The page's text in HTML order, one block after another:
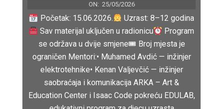
ON: 25/05/2026
Početak: 15.06.2026.
Uzrast: 8–12 godina
Sav materijal uključen u radionicu
Program
se održava u dvije smjene🎟 Broj mjesta je
ograničen Mentori:• Muhamed Avdić — inžinjer
elektrotehnike• Kenan Valjevčić — inžinjer
saobraćaja i komunikacija ARKA – Art &
Education Center i Isaac Code pokreću EDULAB,